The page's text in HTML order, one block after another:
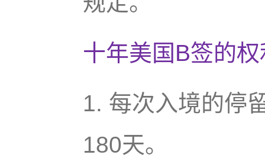
十年美国B签的
1. 每次入境的停
180天。